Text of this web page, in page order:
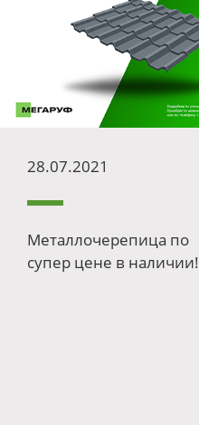
28.07.2021
Металлочерепица по
супер цене в наличии!